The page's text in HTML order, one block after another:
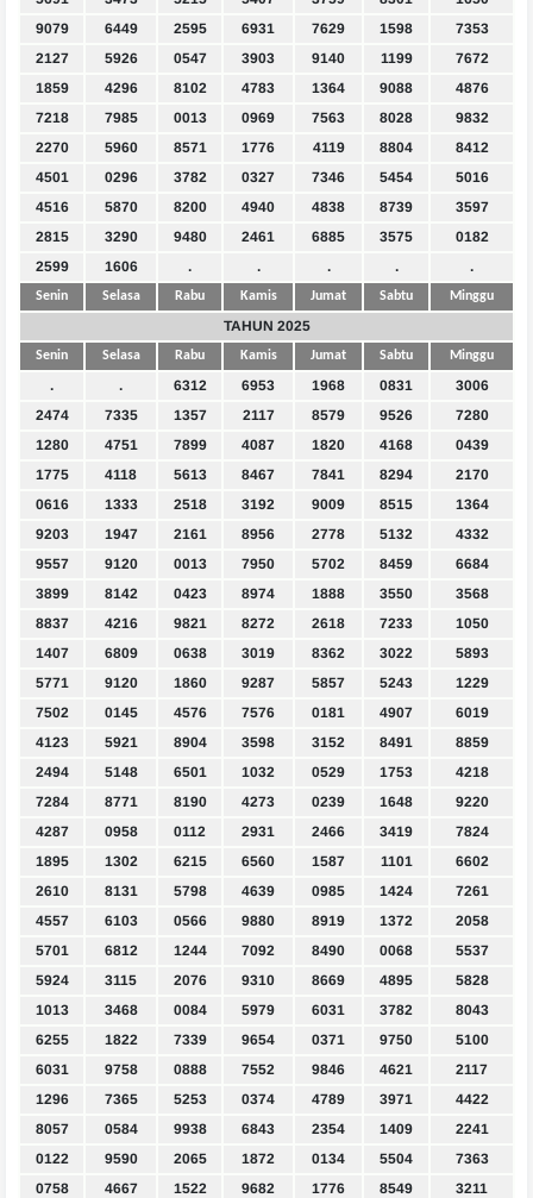
9079
6449 2595 6931 7629 1598
7353
2127
5926 0547 3903 9140 1199
7672
1859
4296 8102 4783 1364 9088
4876
7218
7985 0013 0969 7563 8028
9832
2270
5960 8571 1776 4119 8804
8412
4501
0296 3782 0327 7346 5454
5016
4516
5870 8200 4940 4838 8739
3597
2815
3290 9480 2461 6885 3575
0182
2599
1606 . . . . .
Senin Selasa Rabu Kamis Jumat Sabtu Minggu
TAHUN 2025
Senin Selasa Rabu Kamis Jumat Sabtu Minggu
. . 6312 6953 1968 0831
3006
2474
7335 1357 2117 8579 9526
7280
1280
4751 7899 4087 1820 4168
0439
1775
4118 5613 8467 7841 8294
2170
0616
1333 2518 3192 9009 8515
1364
9203
1947 2161 8956 2778 5132
4332
9557
9120 0013 7950 5702 8459
6684
3899
8142 0423 8974 1888 3550
3568
8837
4216 9821 8272 2618 7233
1050
1407
6809 0638 3019 8362 3022
5893
5771
9120 1860 9287 5857 5243
1229
7502
0145 4576 7576 0181 4907
6019
4123
5921 8904 3598 3152 8491
8859
2494
5148 6501 1032 0529 1753
4218
7284
8771 8190 4273 0239 1648
9220
4287
0958 0112 2931 2466 3419
7824
1895
1302 6215 6560 1587 1101
6602
2610
8131 5798 4639 0985 1424
7261
4557
6103 0566 9880 8919 1372
2058
5701
6812 1244 7092 8490 0068
5537
5924
3115 2076 9310 8669 4895
5828
1013
3468 0084 5979 6031 3782
8043
6255
1822 7339 9654 0371 9750
5100
6031
9758 0888 7552 9846 4621
2117
1296
7365 5253 0374 4789 3971
4422
8057
0584 9938 6843 2354 1409
2241
0122
9590 2065 1872 0134 5504
7363
0758
4667 1522 9682 1776 8549
3211